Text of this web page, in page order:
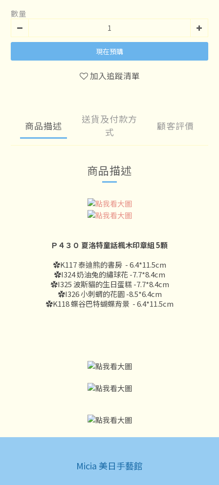
數量
現在預購
加入追蹤清單
商品描述
送貨及付款方
式
顧客評價
商品描述
Ｐ４３０ 夏洛特童話楓木印章組 5顆
✿K117 泰迪熊的書房 - 6.4*11.5cm
✿I324 奶油兔的繡球花 -7.7*8.4cm
✿I325 波斯貓的生日蛋糕 -7.7*8.4cm
✿I326 小刺蝟的花園 -8.5*6.4cm
✿K118 蝶谷巴特蝴蝶背景 - 6.4*11.5cm
Micia 美日手藝館